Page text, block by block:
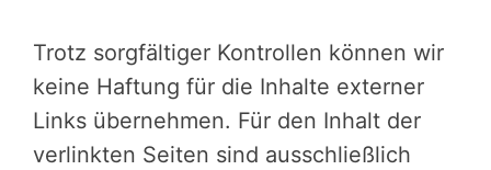
Trotz sorgfältiger Kontrollen können wir
keine Haftung für die Inhalte externer
Links übernehmen. Für den Inhalt der
verlinkten Seiten sind ausschließlich